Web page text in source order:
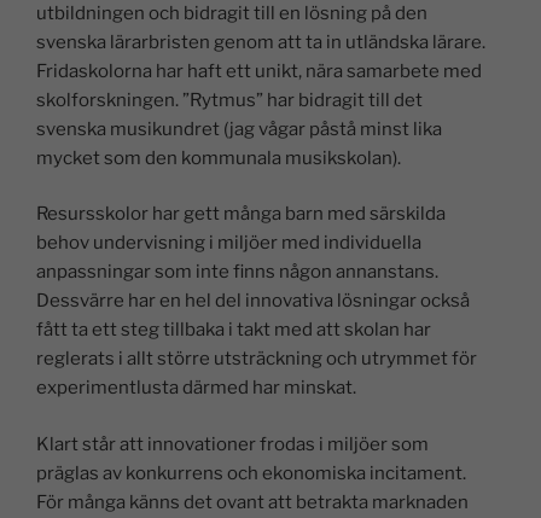
utbildningen och bidragit till en lösning på den
svenska lärarbristen genom att ta in utländska lärare.
Fridaskolorna har haft ett unikt, nära samarbete med
skolforskningen. ”Rytmus” har bidragit till det
svenska musikundret (jag vågar påstå minst lika
mycket som den kommunala musikskolan).
Resursskolor har gett många barn med särskilda
behov undervisning i miljöer med individuella
anpassningar som inte finns någon annanstans.
Dessvärre har en hel del innovativa lösningar också
fått ta ett steg tillbaka i takt med att skolan har
reglerats i allt större utsträckning och utrymmet för
experimentlusta därmed har minskat.
Klart står att innovationer frodas i miljöer som
präglas av konkurrens och ekonomiska incitament.
För många känns det ovant att betrakta marknaden